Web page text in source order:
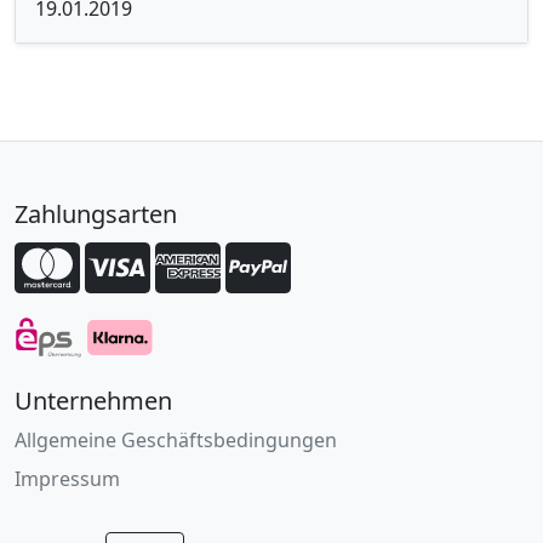
19.01.2019
Zahlungsarten
Unternehmen
Allgemeine Geschäftsbedingungen
Impressum